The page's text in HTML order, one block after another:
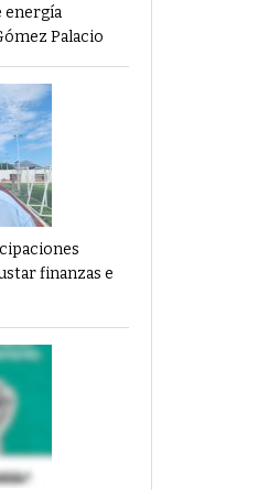
energía
Palacio
finanzas e